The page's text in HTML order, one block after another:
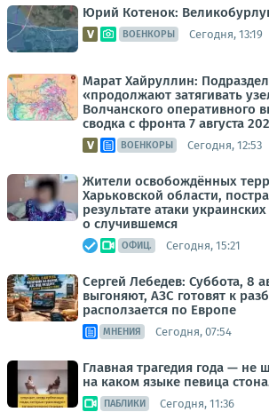
Юрий Котенок:
ВОЕНКОРЫ Сегодня, 13:19
Марат Хайруллин:
«продолжают затягивать
Волчанского оперативного
сводка с фронта 7 августа
ВОЕНКОРЫ Сегодня, 12:53
Жители освобождённых
Харьковской области,
результате атаки
о случившемся
ОФИЦ. Сегодня, 15:21
Сергей Лебедев: Суббота, 8
выгоняют, АЗС готовят к
расползается по Европе
МНЕНИЯ Сегодня, 07:54
Главная трагедия года — не
на каком языке певица
ПАБЛИКИ Сегодня, 11:36